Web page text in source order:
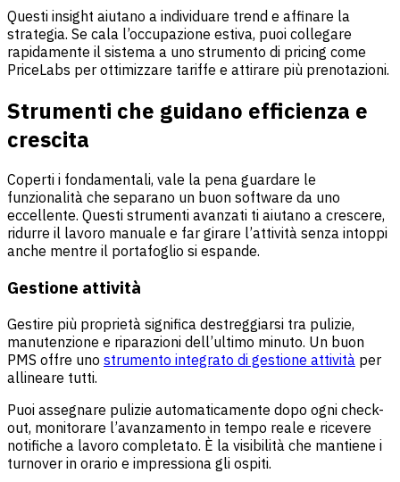
Questi insight aiutano a individuare trend e affinare la
strategia. Se cala l’occupazione estiva, puoi collegare
rapidamente il sistema a uno strumento di pricing come
PriceLabs per ottimizzare tariffe e attirare più prenotazioni.
Strumenti che guidano efficienza e
crescita
Coperti i fondamentali, vale la pena guardare le
funzionalità che separano un buon software da uno
eccellente. Questi strumenti avanzati ti aiutano a crescere,
ridurre il lavoro manuale e far girare l’attività senza intoppi
anche mentre il portafoglio si espande.
Gestione attività
Gestire più proprietà significa destreggiarsi tra pulizie,
manutenzione e riparazioni dell’ultimo minuto. Un buon
PMS offre uno strumento integrato di gestione attività per
allineare tutti.
Puoi assegnare pulizie automaticamente dopo ogni check-
out, monitorare l’avanzamento in tempo reale e ricevere
notifiche a lavoro completato. È la visibilità che mantiene i
turnover in orario e impressiona gli ospiti.